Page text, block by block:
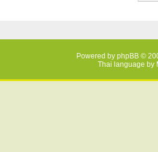
Powered by phpBB ©
Thai language by